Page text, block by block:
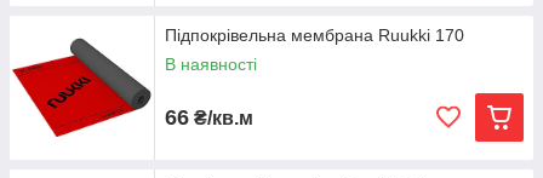
Підпокрівельна мембрана Ruukki 170
В наявності
66 ₴/кв.м